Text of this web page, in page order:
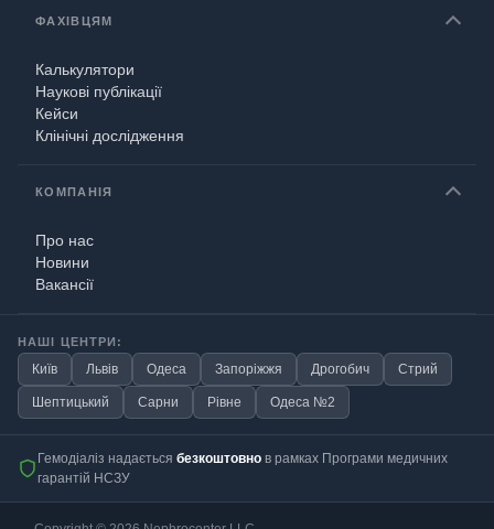
ФАХІВЦЯМ
Калькулятори
Наукові публікації
Кейси
Клінічні дослідження
КОМПАНІЯ
Про нас
Новини
Вакансії
НАШІ ЦЕНТРИ:
Київ Львів Одеса Запоріжжя Дрогобич Стрий
Шептицький Сарни Рівне Одеса №2
Гемодіаліз надається безкоштовно в рамках Програми медичних
гарантій НСЗУ